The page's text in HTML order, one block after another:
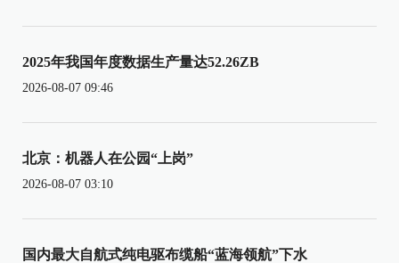
2025年我国年度数据生产量达52.26ZB
2026-08-07 09:46
北京：机器人在公园“上岗”
2026-08-07 03:10
国内最大自航式纯电驱布缆船“蓝海领航”下水